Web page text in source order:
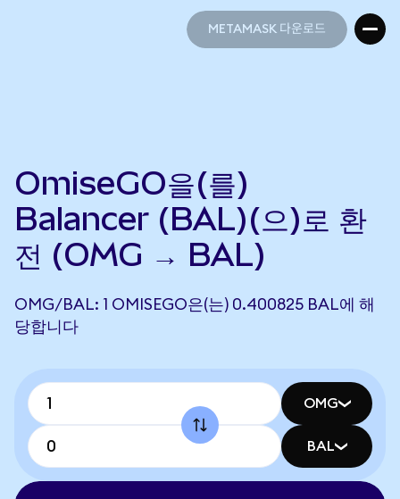
METAMASK 다운로드
OmiseGO을(를)
Balancer (BAL)(으)로 환
전 (OMG → BAL)
OMG/BAL: 1 OMISEGO은(는) 0.400825 BAL에 해
당합니다
OMG
BAL